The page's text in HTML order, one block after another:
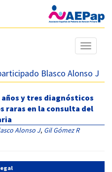
Mostrar
menú
Blasco Alonso J
y tres diagnósticos
raras en la consulta del
Alonso J, Gil Gómez R